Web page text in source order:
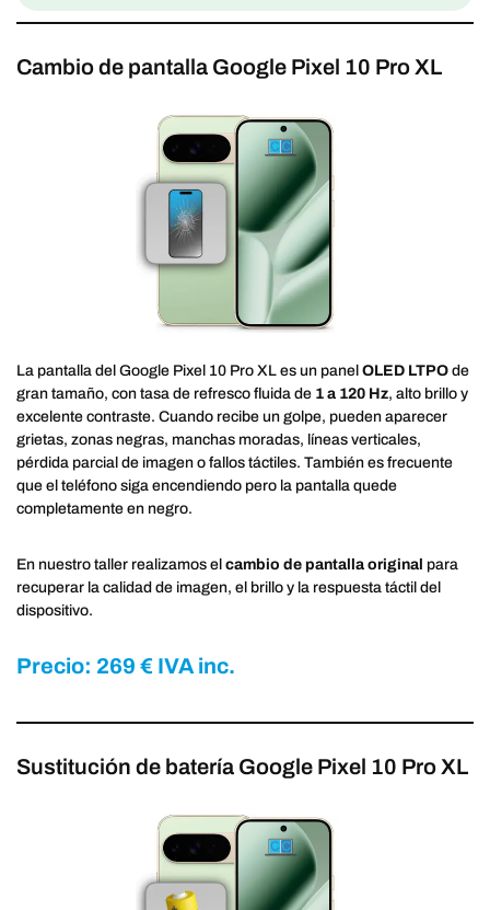
Cambio de pantalla Google Pixel 10 Pro XL
La pantalla del Google Pixel 10 Pro XL es un panel OLED LTPO de
gran tamaño, con tasa de refresco fluida de 1 a 120 Hz, alto brillo y
excelente contraste. Cuando recibe un golpe, pueden aparecer
grietas, zonas negras, manchas moradas, líneas verticales,
pérdida parcial de imagen o fallos táctiles. También es frecuente
que el teléfono siga encendiendo pero la pantalla quede
completamente en negro.
En nuestro taller realizamos el cambio de pantalla original para
recuperar la calidad de imagen, el brillo y la respuesta táctil del
dispositivo.
Precio: 269 € IVA inc.
Sustitución de batería Google Pixel 10 Pro XL